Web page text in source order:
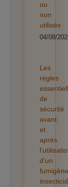
ou
non
utilisés
04/08/
Les
règles
de
sécurité
avant
et
après
d'un
fumigène